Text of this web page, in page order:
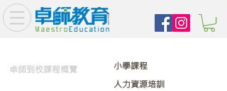
卓師到校課程概覽
人力資源培訓
小學課程